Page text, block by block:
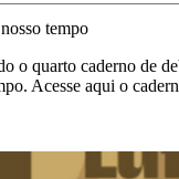
tempo
quarto caderno de
Acesse aqui o